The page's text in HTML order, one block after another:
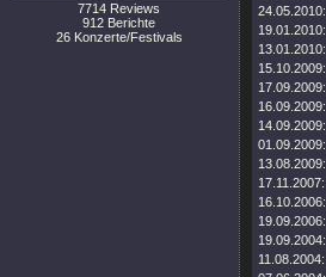
7714 Reviews
912 Berichte
26 Konzerte/Festivals
24.05.2010:
19.01.2010:
13.01.2010:
15.10.2009:
17.09.2009:
16.09.2009:
14.09.2009:
01.09.2009:
13.08.2009:
17.11.2007:
16.10.2006:
19.09.2006:
19.09.2004:
11.08.2004: